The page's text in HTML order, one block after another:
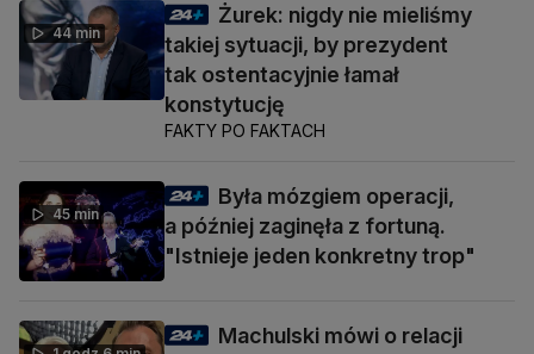
44 min
Żurek: nigdy nie mieliśmy
takiej sytuacji, by prezydent
tak ostentacyjnie łamał
konstytucję
FAKTY PO FAKTACH
45 min
Była mózgiem operacji,
a później zaginęła z fortuną.
"Istnieje jeden konkretny trop"
Machulski mówi o relacji